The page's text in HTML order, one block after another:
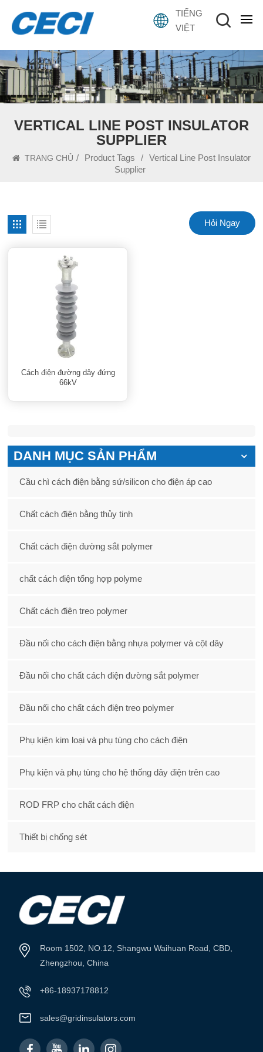
TIẾNG
VIỆT
VERTICAL LINE POST INSULATOR
SUPPLIER
TRANG CHỦ / Product Tags / Vertical Line Post Insulator
Supplier
Hỏi Ngay
Cách điện đường dây đứng
66kV
DANH MỤC SẢN PHẨM
Cầu chì cách điện bằng sứ/silicon cho điện áp cao
Chất cách điện bằng thủy tinh
Chất cách điện đường sắt polymer
chất cách điện tổng hợp polyme
Chất cách điện treo polymer
Đầu nối cho cách điện bằng nhựa polymer và cột dây
Đầu nối cho chất cách điện đường sắt polymer
Đầu nối cho chất cách điện treo polymer
Phụ kiện kim loại và phụ tùng cho cách điện
Phụ kiện và phụ tùng cho hệ thống dây điện trên cao
ROD FRP cho chất cách điện
Thiết bị chống sét
Room 1502, NO.12, Shangwu Waihuan Road, CBD,
Zhengzhou, China
+86-18937178812
sales@gridinsulators.com